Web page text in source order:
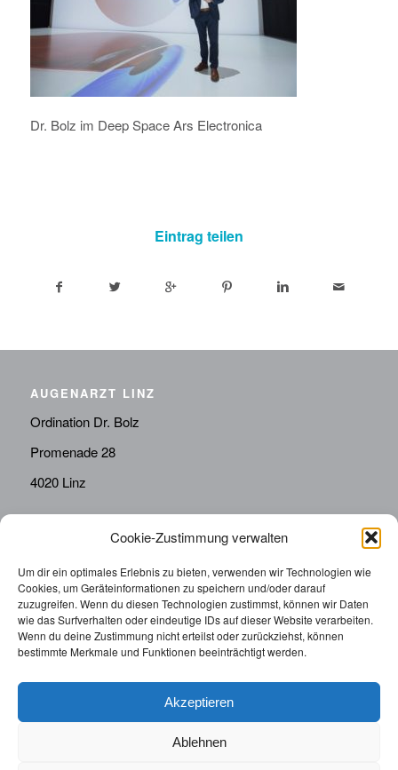
Cookie-Zustimmung verwalten
Um dir ein optimales Erlebnis zu bieten, verwenden wir Technologien wie
Cookies, um Geräteinformationen zu speichern und/oder darauf
zuzugreifen. Wenn du diesen Technologien zustimmst, können wir Daten
wie das Surfverhalten oder eindeutige IDs auf dieser Website verarbeiten.
Wenn du deine Zustimmung nicht erteilst oder zurückziehst, können
bestimmte Merkmale und Funktionen beeinträchtigt werden.
Akzeptieren
Ablehnen
Dr. Bolz im Deep Space Ars Electronica
Eintrag teilen
AUGENARZT LINZ
Ordination Dr. Bolz
Promenade 28
4020 Linz
Telefon:
0676814287655
sekretariat@drbolz.at
ORDINATIONSZEITEN
Telefonische Terminvereinbarung: Montag – Freitag von